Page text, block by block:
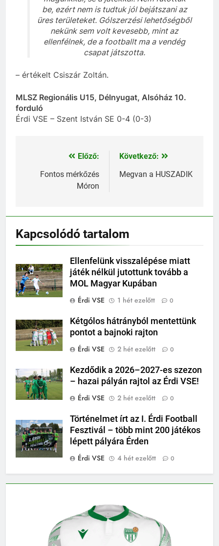
be, ezért nem is tudtuk jól bejátszani az
üres területeket. Gólszerzési lehetőségből
nekünk sem volt kevesebb, mint az
ellenfélnek, de a footballt ma a vendég
csapat játszotta.
– értékelt Csiszár Zoltán.
MLSZ Regionális U15, Délnyugat, Alsóház 10.
forduló
Érdi VSE – Szent István SE 0-4 (0-3)
Bejegyzés
navigáció
Előző:
Fontos mérkőzés
Móron
Következő:
Megvan a HUSZADIK
Kapcsolódó tartalom
Ellenfelünk visszalépése miatt
játék nélkül jutottunk tovább a
MOL Magyar Kupában
Érdi VSE
1 hét ezelőtt 0
Kétgólos hátrányból mentettünk
pontot a bajnoki rajton
Érdi VSE
2 hét ezelőtt 0
Kezdődik a 2026–2027-es szezon
– hazai pályán rajtol az Érdi VSE!
Érdi VSE
2 hét ezelőtt 0
Történelmet írt az I. Érdi Football
Fesztivál – több mint 200 játékos
lépett pályára Érden
Érdi VSE
4 hét ezelőtt 0